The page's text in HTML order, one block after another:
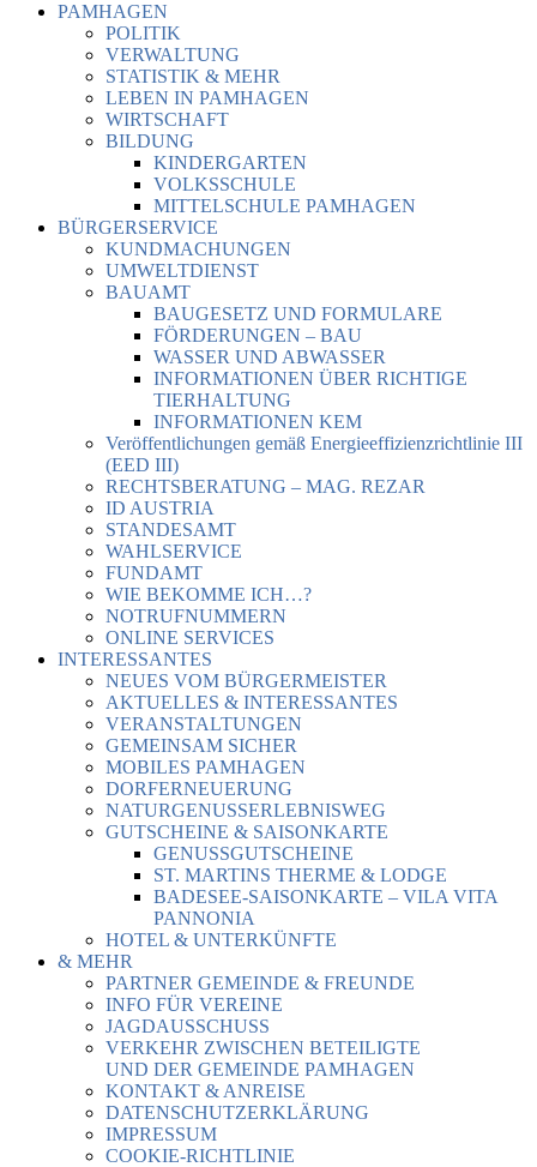
PAMHAGEN
POLITIK
VERWALTUNG
STATISTIK & MEHR
LEBEN IN PAMHAGEN
WIRTSCHAFT
BILDUNG
KINDERGARTEN
VOLKSSCHULE
MITTELSCHULE PAMHAGEN
BÜRGERSERVICE
KUNDMACHUNGEN
UMWELTDIENST
BAUAMT
BAUGESETZ UND FORMULARE
FÖRDERUNGEN – BAU
WASSER UND ABWASSER
INFORMATIONEN ÜBER RICHTIGE
TIERHALTUNG
INFORMATIONEN KEM
Veröffentlichungen gemäß Energieeffizienzrichtlinie III
(EED III)
RECHTSBERATUNG – MAG. REZAR
ID AUSTRIA
STANDESAMT
WAHLSERVICE
FUNDAMT
WIE BEKOMME ICH…?
NOTRUFNUMMERN
ONLINE SERVICES
INTERESSANTES
NEUES VOM BÜRGERMEISTER
AKTUELLES & INTERESSANTES
VERANSTALTUNGEN
GEMEINSAM SICHER
MOBILES PAMHAGEN
DORFERNEUERUNG
NATURGENUSSERLEBNISWEG
GUTSCHEINE & SAISONKARTE
GENUSSGUTSCHEINE
ST. MARTINS THERME & LODGE
BADESEE-SAISONKARTE – VILA VITA
PANNONIA
HOTEL & UNTERKÜNFTE
& MEHR
PARTNER GEMEINDE & FREUNDE
INFO FÜR VEREINE
JAGDAUSSCHUSS
VERKEHR ZWISCHEN BETEILIGTE
UND DER GEMEINDE PAMHAGEN
KONTAKT & ANREISE
DATENSCHUTZERKLÄRUNG
IMPRESSUM
COOKIE-RICHTLINIE